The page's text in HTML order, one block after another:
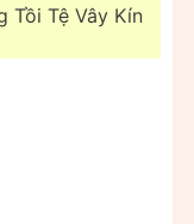
Tồi Tệ Vây Kín